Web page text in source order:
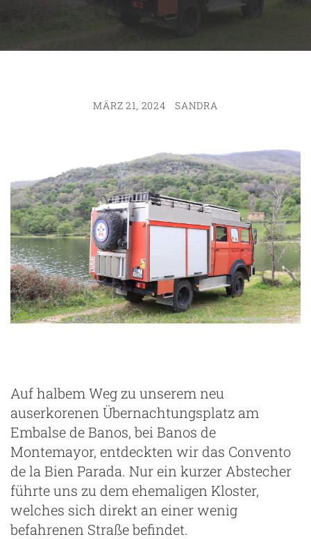
MÄRZ 21, 2024 SANDRA
Auf halbem Weg zu unserem neu
auserkorenen Übernachtungsplatz am
Embalse de Banos, bei Banos de
Montemayor, entdeckten wir das Convento
de la Bien Parada. Nur ein kurzer Abstecher
führte uns zu dem ehemaligen Kloster,
welches sich direkt an einer wenig
befahrenen Straße befindet.